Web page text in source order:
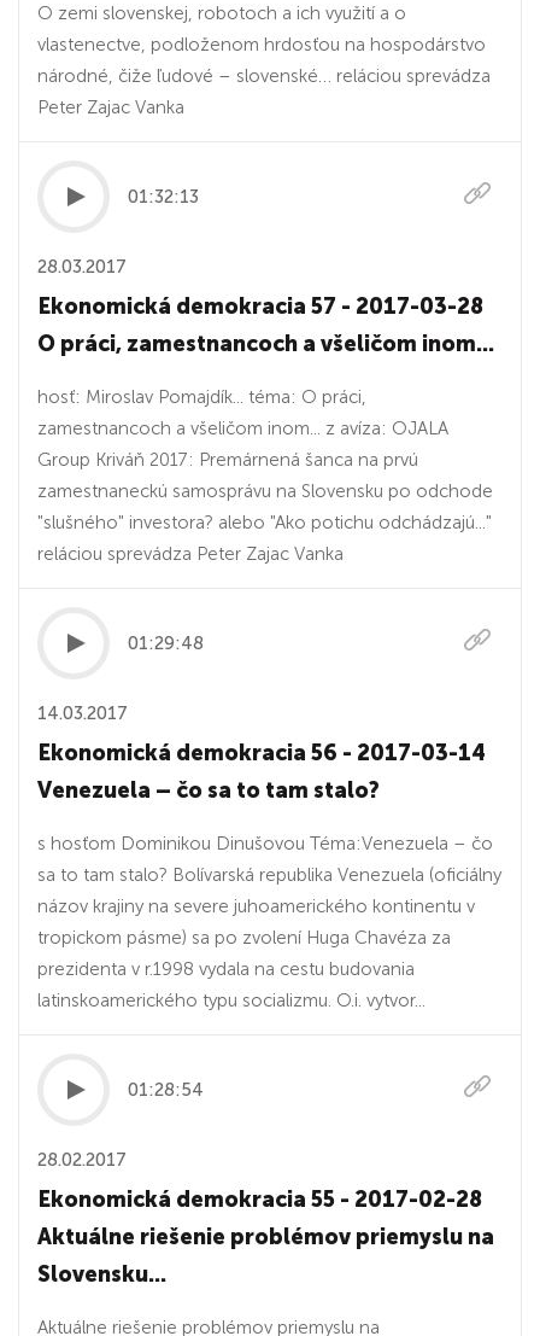
O zemi slovenskej, robotoch a ich využití a o
vlastenectve, podloženom hrdosťou na hospodárstvo
národné, čiže ľudové – slovenské… reláciou sprevádza
Peter Zajac Vanka
01:32:13
28.03.2017
Ekonomická demokracia 57 - 2017-03-28
O práci, zamestnancoch a všeličom inom...
hosť: Miroslav Pomajdík... téma: O práci,
zamestnancoch a všeličom inom... z avíza: OJALA
Group Kriváň 2017: Premárnená šanca na prvú
zamestnaneckú samosprávu na Slovensku po odchode
"slušného" investora? alebo "Ako potichu odchádzajú..."
reláciou sprevádza Peter Zajac Vanka
01:29:48
14.03.2017
Ekonomická demokracia 56 - 2017-03-14
Venezuela – čo sa to tam stalo?
s hosťom Dominikou Dinušovou Téma:Venezuela – čo
sa to tam stalo? Bolívarská republika Venezuela (oficiálny
názov krajiny na severe juhoamerického kontinentu v
tropickom pásme) sa po zvolení Huga Chavéza za
prezidenta v r.1998 vydala na cestu budovania
latinskoamerického typu socializmu. O.i. vytvor...
01:28:54
28.02.2017
Ekonomická demokracia 55 - 2017-02-28
Aktuálne riešenie problémov priemyslu na
Slovensku...
Aktuálne riešenie problémov priemyslu na